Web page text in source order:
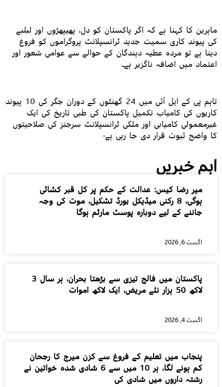
ماہرین کا کہنا ہے کہ اگر پاکستان کو دل، پھیپھڑوں اور لبلبے
کی پیوند کاری سمیت جدید ٹرانسپلانٹ پروگراموں کو فروغ
دینا ہے تو مردہ عطیہ دہندگان کے حوالے سے عوامی شعور اور
اعتماد میں اضافہ ناگزیر ہے۔
تاہم پی کے ایل آئی میں 24 گھنٹوں کے دوران جگر کی 10 پیوند
کاریوں کی کامیاب تکمیل پاکستان کی طبی تاریخ کی ایک
غیرمعمولی کامیابی اور ملکی ٹرانسپلانٹ سرجنز کی صلاحیتوں
کا واضح ثبوت قرار دی جا رہی ہے-
اہم خبریں
میر رضا کیس: عدالت کے حکم پر کل قبر کشائی
ہوگی، 8 رکنی میڈیکل بورڈ تشکیل، موت کی وجہ
جاننے کے لیے دوبارہ پوسٹ مارٹم ہوگا
اگست 6, 2026
پاکستان میں فالج تیزی سے بڑھتا بحران، ہر سال 3
لاکھ 50 ہزار نئے مریض، ایک لاکھ اموات
اگست 4, 2026
پنجاب میں تعلیم کے فروغ سے کزن میرج کا رجحان
کم ہونے لگا، ہر 10 میں سے 6 شادی شدہ خواتین نے
رشتہ داروں میں شادی کی